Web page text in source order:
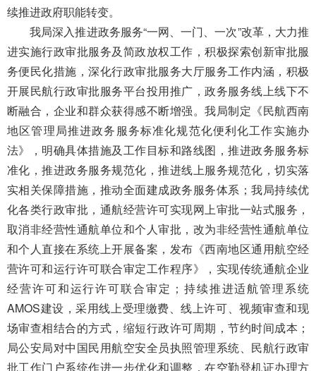
续推进政府职能转变。
我局深入推进政务服务“一网、一门、一次”改革，大力推
进实施行政审批服务及简政放权工作，积极探索创新审批服
务便民化措施，深化行政审批服务大厅服务工作内涵，积极
开展民航行政审批服务平台投用推广，政务服务线上线下不
断融合，企业和群众获得感不断增强。我局制定《民航西南
地区管理局推进政务服务标准化规范化便利化工作实施办
法》，明确具体措施及工作目标和路线图，推进政务服务标
准化，推进政务服务规范化，推进线上服务规范化，切实落
实相关保障措施，推动全面建成政务服务体系 ； 我局持续优
化各类行政审批， 通航经营许可实现网上审批一站式服务 ，
取消非经营性通航单位和个人审批，改为非经营性通航单位
和个人直接在系统上开展备案 ， 发布《西南地区通用航空经
营许可和运行许可联合审定工作程序》，实现传统通航企业
经营许可和运行许可联合审定 ； 持续推进适航管理系统
AMOS建设，采用线上受理缴费、线上许可、视频审查和现
场审查相结合的方式，缩短行政许可周期，节约时间成本 ；
局公安局对中国民用航空安全员执照管理系统、民航行政审
批工作门户系统作进一步优化和调整 ，在空勤登机证办理方